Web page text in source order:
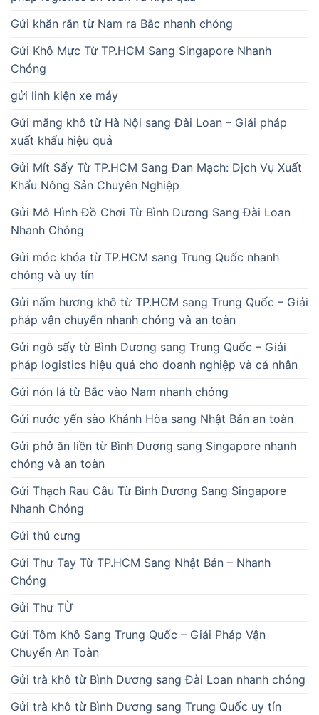
Gửi khăn rằn từ Nam ra Bắc nhanh chóng
Gửi Khô Mực Từ TP.HCM Sang Singapore Nhanh
Chóng
gửi linh kiện xe máy
Gửi măng khô từ Hà Nội sang Đài Loan – Giải pháp
xuất khẩu hiệu quả
Gửi Mít Sấy Từ TP.HCM Sang Đan Mạch: Dịch Vụ Xuất
Khẩu Nông Sản Chuyên Nghiệp
Gửi Mô Hình Đồ Chơi Từ Bình Dương Sang Đài Loan
Nhanh Chóng
Gửi móc khóa từ TP.HCM sang Trung Quốc nhanh
chóng và uy tín
Gửi nấm hương khô từ TP.HCM sang Trung Quốc – Giải
pháp vận chuyển nhanh chóng và an toàn
Gửi ngô sấy từ Bình Dương sang Trung Quốc – Giải
pháp logistics hiệu quả cho doanh nghiệp và cá nhân
Gửi nón lá từ Bắc vào Nam nhanh chóng
Gửi nước yến sào Khánh Hòa sang Nhật Bản an toàn
Gửi phở ăn liền từ Bình Dương sang Singapore nhanh
chóng và an toàn
Gửi Thạch Rau Câu Từ Bình Dương Sang Singapore
Nhanh Chóng
Gửi thú cưng
Gửi Thư Tay Từ TP.HCM Sang Nhật Bản – Nhanh
Chóng
Gửi Thư TỪ
Gửi Tôm Khô Sang Trung Quốc – Giải Pháp Vận
Chuyển An Toàn
Gửi trà khô từ Bình Dương sang Đài Loan nhanh chóng
Gửi trà khô từ Bình Dương sang Trung Quốc uy tín